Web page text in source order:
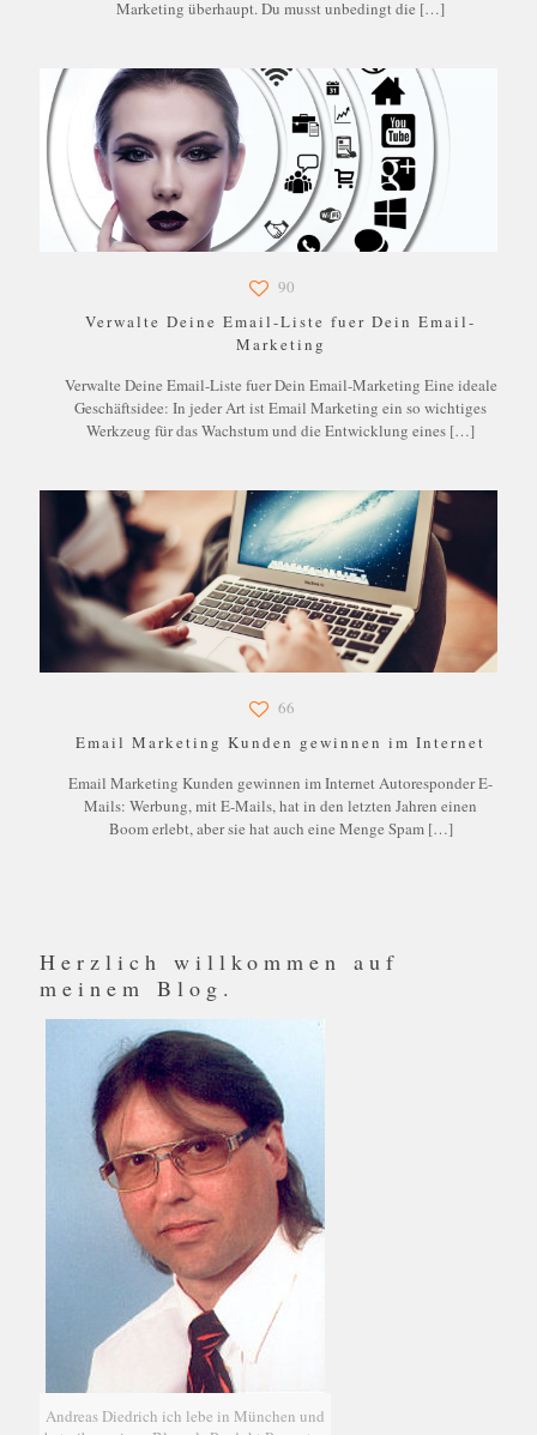
Marketing überhaupt. Du musst unbedingt die […]
90
Verwalte Deine Email-Liste fuer Dein Email-
Marketing
Verwalte Deine Email-Liste fuer Dein Email-Marketing Eine ideale
Geschäftsidee: In jeder Art ist Email Marketing ein so wichtiges
Werkzeug für das Wachstum und die Entwicklung eines […]
66
Email Marketing Kunden gewinnen im Internet
Email Marketing Kunden gewinnen im Internet Autoresponder E-
Mails: Werbung, mit E-Mails, hat in den letzten Jahren einen
Boom erlebt, aber sie hat auch eine Menge Spam[…]
Herzlich willkommen auf
meinem Blog.
Andreas Diedrich ich lebe in München und